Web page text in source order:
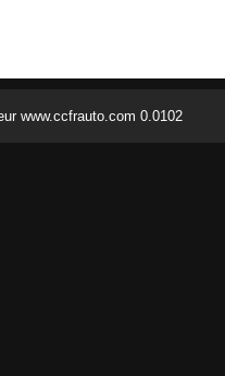
www.ccfrauto.com 0.0102